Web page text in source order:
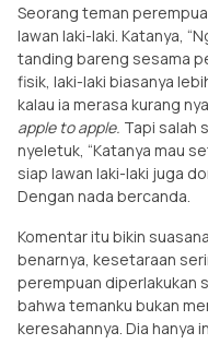
Seorang teman
lawan laki-laki. Katanya,
tanding bareng sesama
fisik, laki-laki biasanya
kalau ia merasa kurang
apple to apple. Tapi salah
nyeletuk, “Katanya mau
siap lawan laki-laki juga
Dengan nada bercanda.
Komentar itu bikin
benarnya, kesetaraan
perempuan diperlakukan
bahwa temanku bukan
keresahannya. Dia hanya